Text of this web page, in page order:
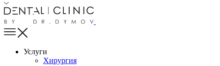
Услуги
Хирургия